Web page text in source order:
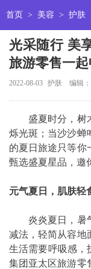
首页 > 美容 > 护肤
光采随行 美
旅游零售一
2022-08-03 护肤 编辑：
盛夏时分，树木
烁光斑；当沙沙蝉
的夏日旅途只等你
甄选盛夏星品，邀
元气夏日，肌肤轻
炎炎夏日，暑气
减法，轻简从容地
生活需要呼吸感，
集团亚太区旅游零